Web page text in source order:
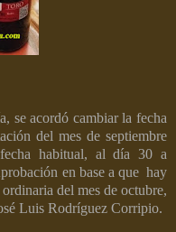
se acordó cambiar la fecha
del mes de septiembre
habitual, al día 30 a
en base a que hay
del mes de octubre,
Luis Rodríguez Corripio.